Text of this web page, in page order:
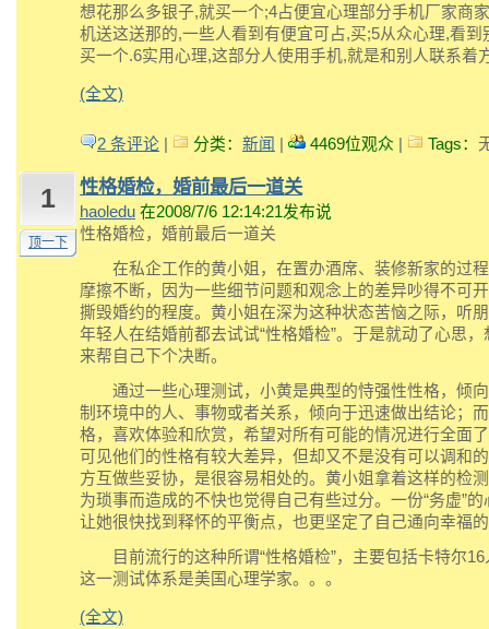
想花那么多银子,就买一个;4占便宜心理部分手机厂家商
机送这送那的,一些人看到有便宜可占,买;5从众心理,看到
买一个.6实用心理,这部分人使用手机,就是和别人联系着
(全文)
2 条评论 分类： 新闻 4469位观众 Tags：
1
顶一下
性格婚检，婚前最后一道关
haoledu 在2008/7/6 12:14:21发布说
性格婚检，婚前最后一道关
在私企工作的黄小姐，在置办酒席、装修新家的过程
摩擦不断，因为一些细节问题和观念上的差异吵得不可
撕毁婚约的程度。黄小姐在深为这种状态苦恼之际，听
年轻人在结婚前都去试试“性格婚检”。于是就动了心思，
来帮自己下个决断。
通过一些心理测试，小黄是典型的恃强性性格，倾向
制环境中的人、事物或者关系，倾向于迅速做出结论；
格，喜欢体验和欣赏，希望对所有可能的情况进行全面
可见他们的性格有较大差异，但却又不是没有可以调和
方互做些妥协，是很容易相处的。黄小姐拿着这样的检
为琐事而造成的不快也觉得自己有些过分。一份“务虚”
让她很快找到释怀的平衡点，也更坚定了自己通向幸福
目前流行的这种所谓“性格婚检”，主要包括卡特尔16
这一测试体系是美国心理学家。。。
(全文)